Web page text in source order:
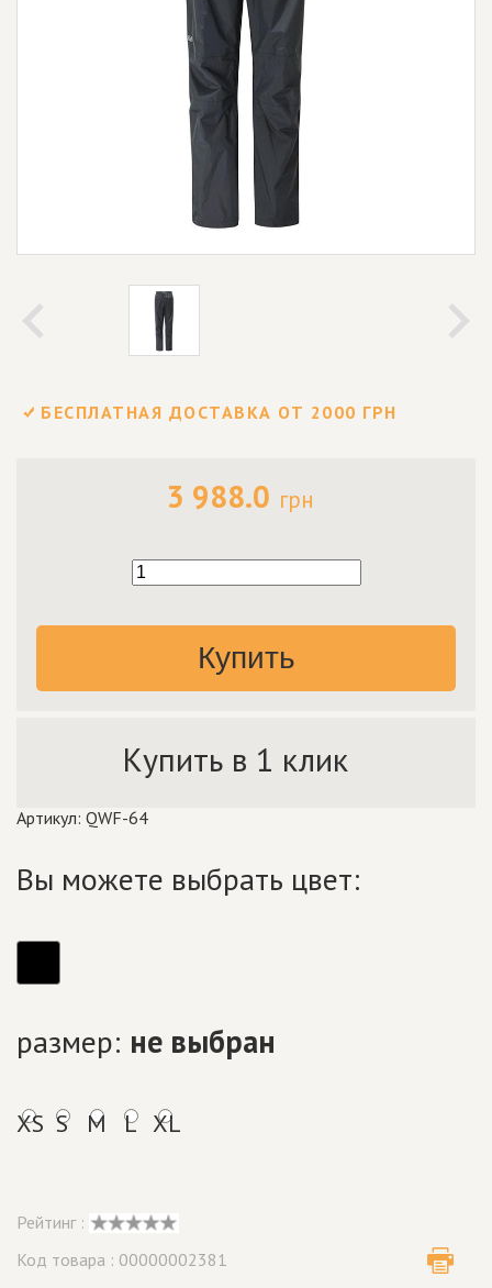
БЕСПЛАТНАЯ ДОСТАВКА ОТ 2000 ГРН
3 988.0 грн
Купить
Купить в 1 клик
Артикул: QWF-64
Вы можете выбрать цвет:
размер: не выбран
XS S M L XL
Рейтинг :
Код товара : 00000002381